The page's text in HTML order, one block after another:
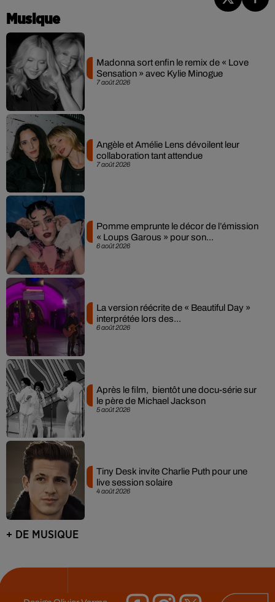
Musique
7 août 2026
Madonna sort enfin le remix de « Love
Sensation » avec Kylie Minogue
7 août 2026
Angèle et Amélie Lens dévoilent leur
collaboration tant attendue
6 août 2026
Pomme emprunte le décor de l’émission
« Loups Garous » pour son...
6 août 2026
La version réécrite de « Beautiful Day »
interprétée lors des...
5 août 2026
Après le film, bientôt une docu-série sur
le père de Michael Jackson
4 août 2026
Tiny Desk invite Charlie Puth pour une
live session solaire
+ DE MUSIQUE